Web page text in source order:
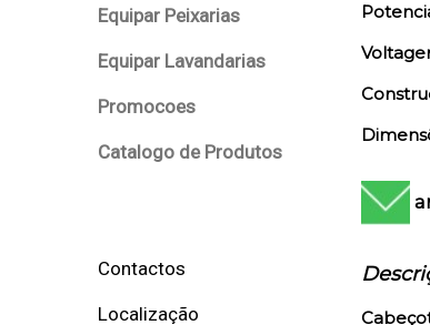
Equipar Peixarias
Equipar Lavandarias
Promocoes
Catalogo de Produtos
Contactos
Localização